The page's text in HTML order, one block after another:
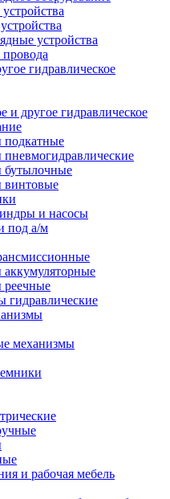
устройства
гидравлическое
и другое гидравлическое
подкатные
бутылочные
винтовые
и насосы
под а/м
реечные
гидравлические
механизмы
и рабочая мебель